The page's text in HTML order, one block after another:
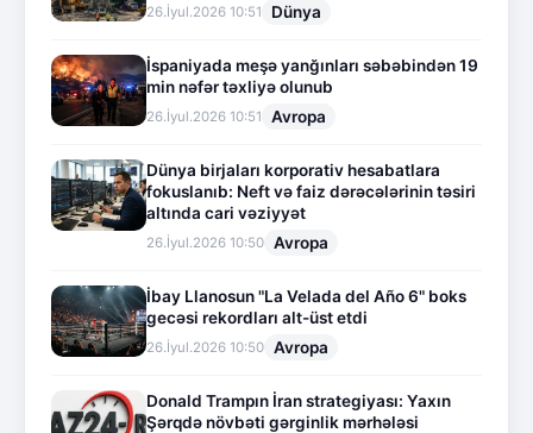
26.İyul.2026 10:51 Dünya
İspaniyada meşə yanğınları səbəbindən 19
min nəfər təxliyə olunub
26.İyul.2026 10:51 Avropa
Dünya birjaları korporativ hesabatlara
fokuslanıb: Neft və faiz dərəcələrinin təsiri
altında cari vəziyyət
26.İyul.2026 10:50 Avropa
İbay Llanosun "La Velada del Año 6" boks
gecəsi rekordları alt-üst etdi
26.İyul.2026 10:50 Avropa
Donald Trampın İran strategiyası: Yaxın
Şərqdə növbəti gərginlik mərhələsi